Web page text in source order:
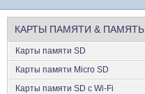
КАРТЫ ПАМЯТИ & ПАМЯТЬ
Карты памяти SD
Карты памяти Micro SD
Карты памяти SD с Wi-Fi